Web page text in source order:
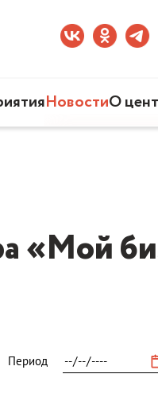
НовостиО
3D-тур по
«Мой
Период